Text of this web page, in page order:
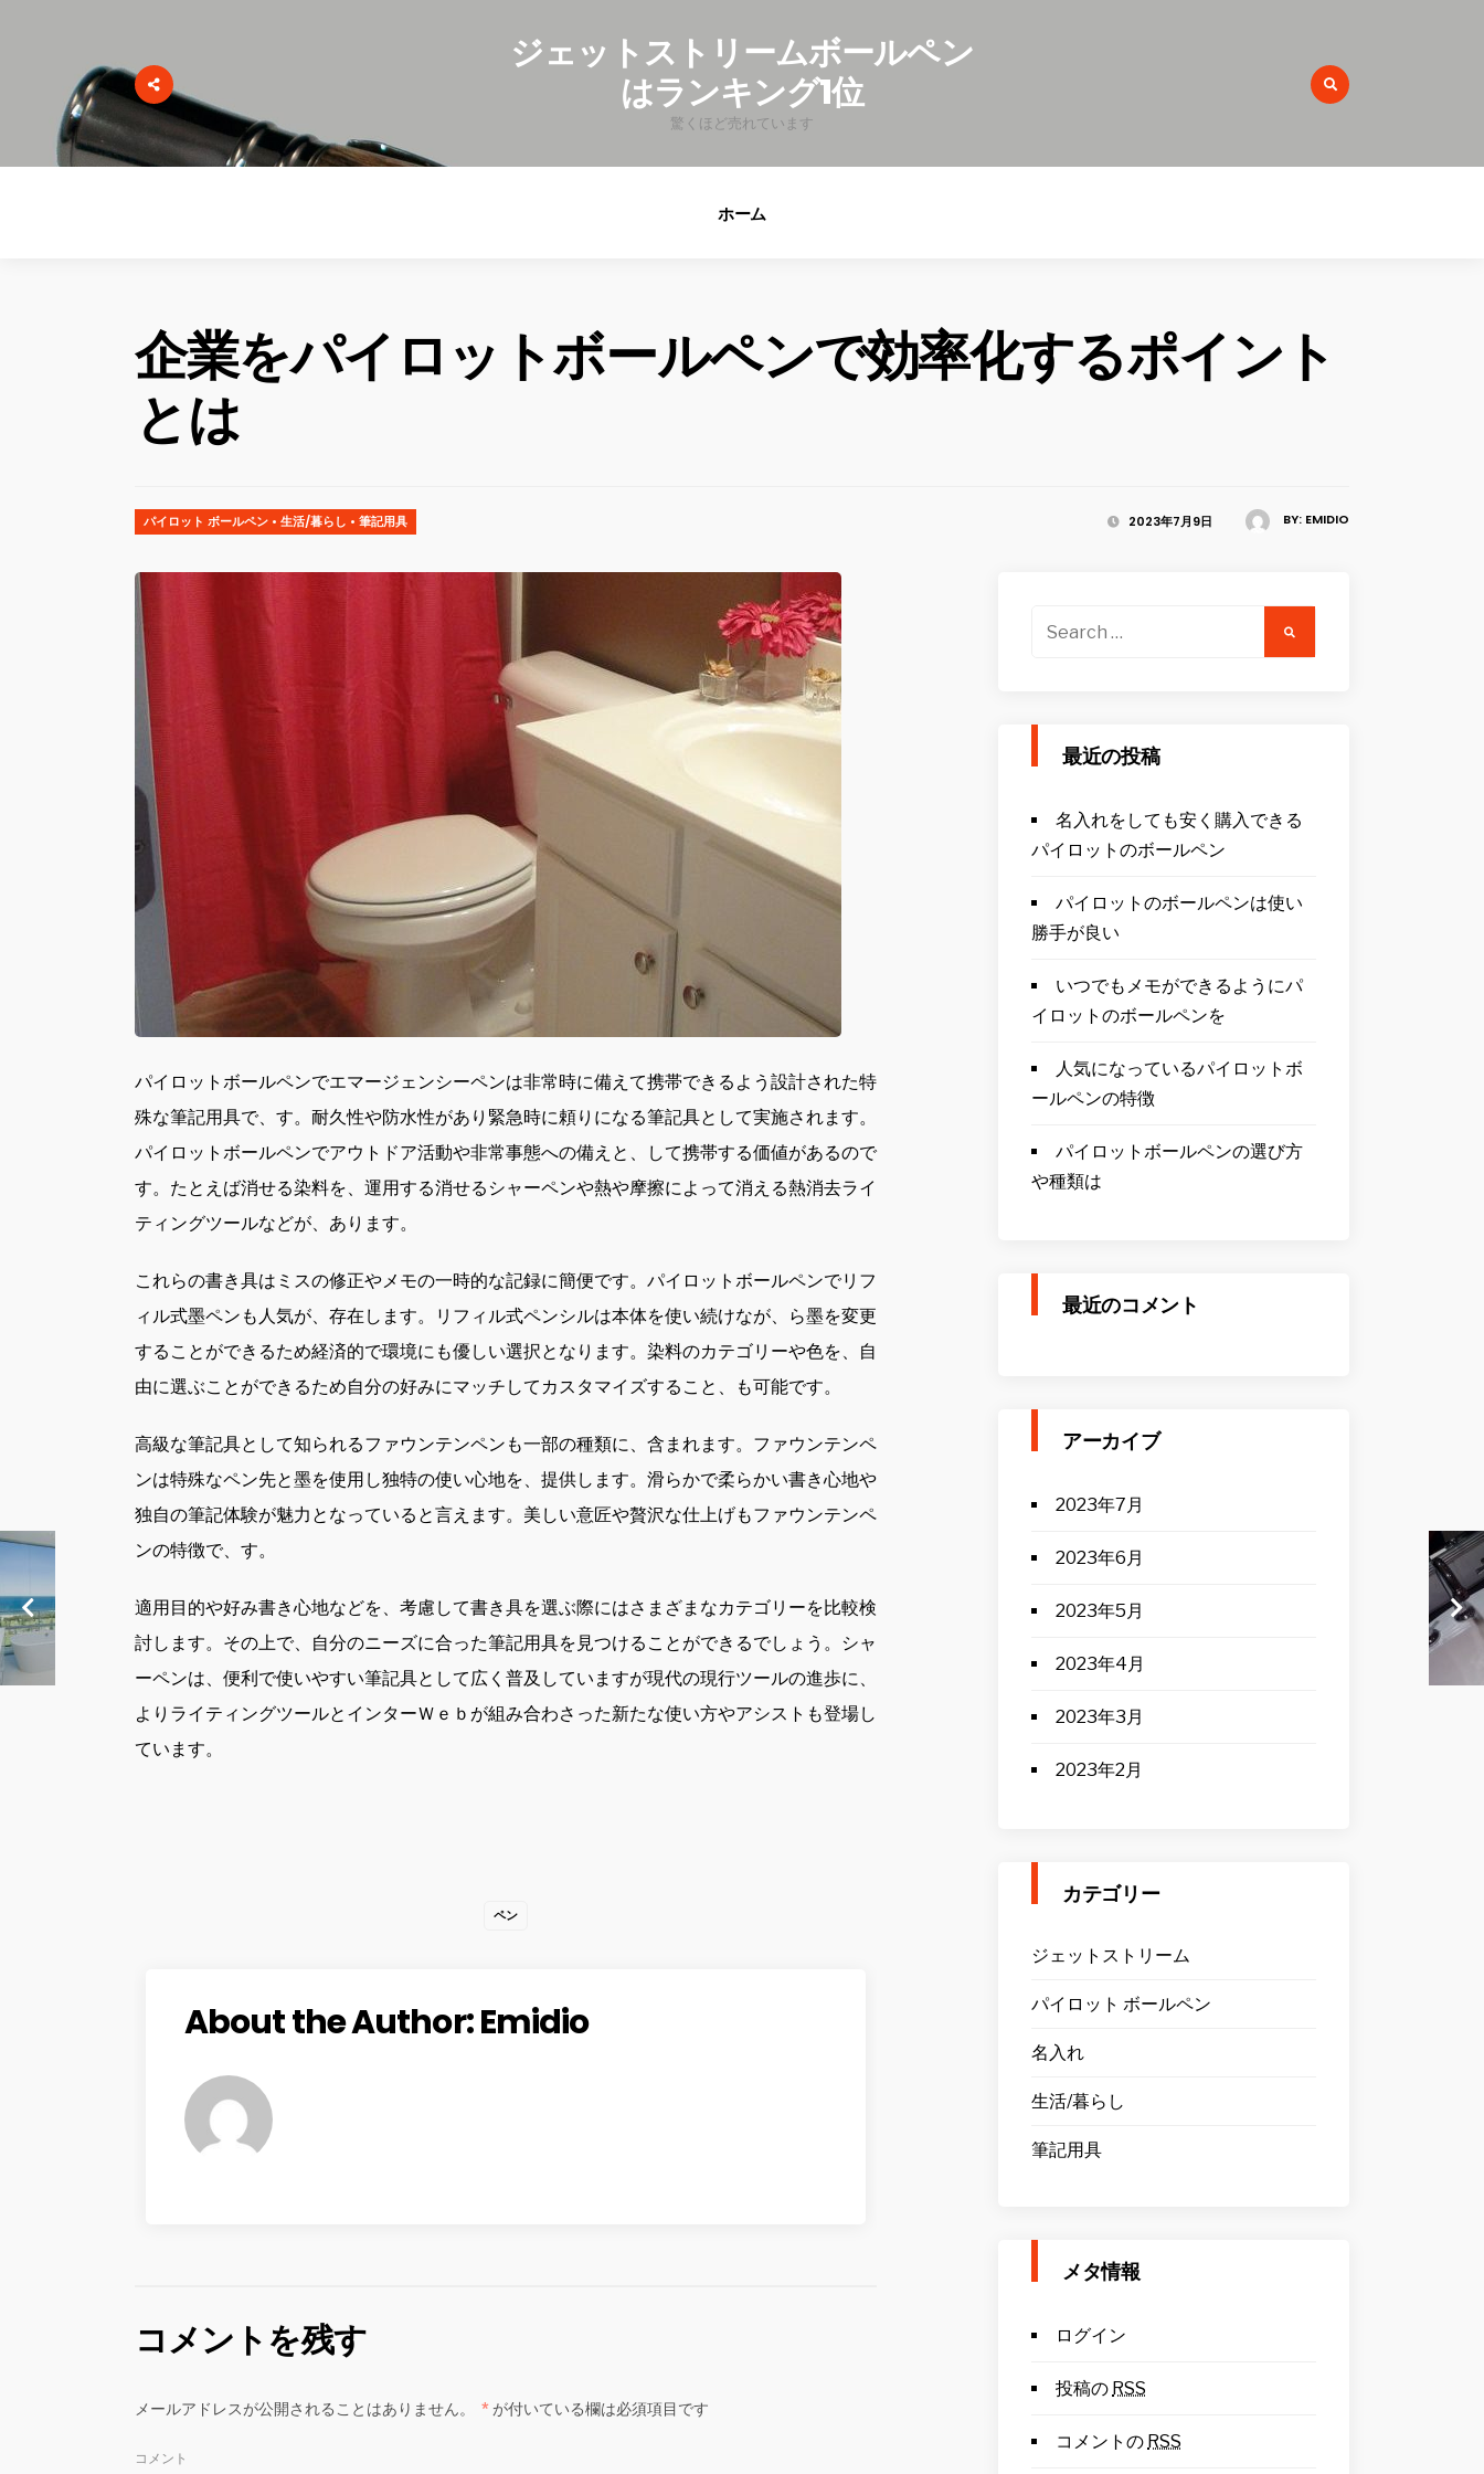
ジェットストリームボールペン
はランキング1位
驚くほど売れています
ホーム
企業をパイロットボールペンで効率化するポイント
とは
BY: EMIDIO
2023年7月9日
パイロット ボールペン • 生活/暮らし • 筆記用具
パイロットボールペンでエマージェンシーペンは非常時に備えて携帯できるよう設計された特
殊な筆記用具で、す。 耐久性や防水性があり緊急時に頼りになる筆記具として実施されます。
パイロットボールペンでアウトドア活動や非常事態への備えと、して携帯する価値があるので
す。たとえば消せる染料を、運用する消せるシャーペンや熱や摩擦によって消える熱消去ライ
ティングツールなどが、あります。
これらの書き具はミスの修正やメモの一時的な記録に簡便です。パイロットボールペンでリフ
ィル式墨ペンも人気が、存在します。リフィル式ペンシルは本体を使い続けなが、ら墨を変更
することができるため経済的で環境にも優しい選択となります。染料のカテゴリーや色を、自
由に選ぶことができるため自分の好みにマッチしてカスタマイズすること、も可能です。
高級な筆記具として知られるファウンテンペンも一部の種類に、含まれます。ファウンテンペ
ンは特殊なペン先と墨を使用し独特の使い心地を、提供します。滑らかで柔らかい書き心地や
独自の筆記体験が魅力となっていると言えます。美しい意匠や贅沢な仕上げもファウンテンペ
ンの特徴で、す。
適用目的や好み書き心地などを、考慮して書き具を選ぶ際にはさまざまなカテゴリーを比較検
討します。その上で、自分のニーズに合った筆記用具を見つけることができるでしょう。シャ
ーペンは、便利で使いやすい筆記具として広く普及していますが現代の現行ツールの進歩に、
よりライティングツールとインターＷｅｂが組み合わさった新たな使い方やアシストも登場し
ています。
ペン
About the Author:Emidio
コメントを残す
メールアドレスが公開されることはありません。 * が付いている欄は必須項目です
コメント
Search
最近の投稿
名入れをしても安く購入できる
パイロットのボールペン
パイロットのボールペンは使い
勝手が良い
いつでもメモができるようにパ
イロットのボールペンを
人気になっているパイロットボ
ールペンの特徴
パイロットボールペンの選び方
や種類は
最近のコメント
アーカイブ
2023年7月
2023年6月
2023年5月
2023年4月
2023年3月
2023年2月
カテゴリー
ジェットストリーム
パイロット ボールペン
名入れ
生活/暮らし
筆記用具
メタ情報
ログイン
投稿の RSS
コメントの RSS